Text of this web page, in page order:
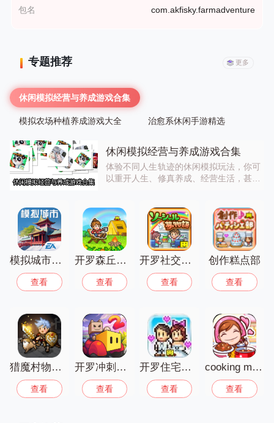
包名 com.akfisky.farmadventure
专题推荐 更多
休闲模拟经营与养成游戏合集
模拟农场种植养成游戏大全 治愈系休闲手游精选
休闲模拟经营与养成游戏合集
体验不同人生轨迹的休闲模拟玩法，你可
以重开人生、修真养成、经营生活，甚至
在养成过程中获得稳步成长的成就感，适
合喜欢慢节奏体验的玩家！
模拟城市我是市长
查看
开罗森丘露营地物语中文版
查看
开罗社交梦物语
查看
创作糕点部
查看
猎魔村物语中文版
查看
开罗冲刺赛车物语
查看
开罗住宅梦物语汉化版
查看
cooking mama
查看